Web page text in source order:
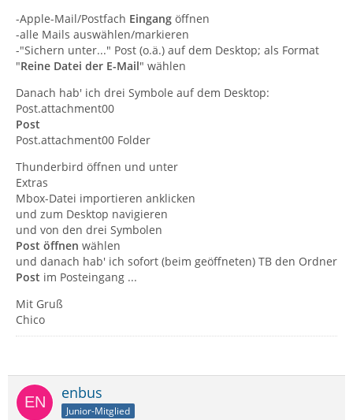
-Apple-Mail/Postfach Eingang öffnen
-alle Mails auswählen/markieren
-"Sichern unter..." Post (o.ä.) auf dem Desktop; als Format
"Reine Datei der E-Mail" wählen
Danach hab' ich drei Symbole auf dem Desktop:
Post.attachment00
Post
Post.attachment00 Folder
Thunderbird öffnen und unter
Extras
Mbox-Datei importieren anklicken
und zum Desktop navigieren
und von den drei Symbolen
Post öffnen wählen
und danach hab' ich sofort (beim geöffneten) TB den Ordner
Post im Posteingang ...
Mit Gruß
Chico
enbus
Junior-Mitglied